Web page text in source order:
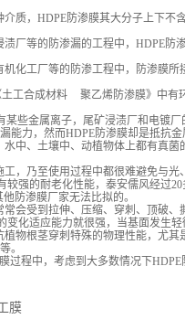
质，HDPE防渗膜其大分子上下
厂等的防渗漏的工程中，HDPE
化工厂等的防渗工程中，防渗膜
土工合成材料 聚乙烯防渗膜》中
某些金属离子，尾矿浸渍厂和电镀
力，然而HDPE防渗膜却是抵抗金
中、土壤中、动植物体上都有真
，乃至使用过程中都很难避免与
强的耐老化性能，泰安儒风经过
防渗膜厂家无法比拟的。
会受到拉伸、压缩、穿刺、顶破
变化适应能力就很强，当基面发
物根茎穿刺特殊的物理性能，尤
。
过程中，考虑到大多数情况下
膜